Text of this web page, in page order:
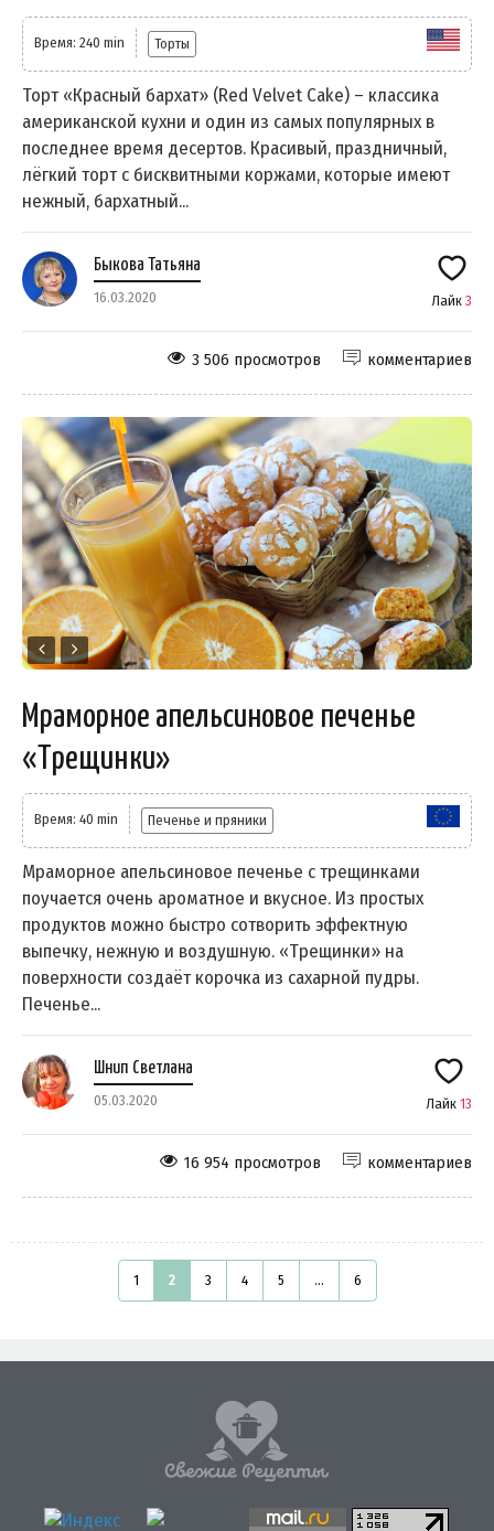
Время: 240 min Торты
Торт «Красный бархат» (Red Velvet Cake) – классика
американской кухни и один из самых популярных в
последнее время десертов. Красивый, праздничный,
лёгкий торт с бисквитными коржами, которые имеют
нежный, бархатный...
Быкова Татьяна
16.03.2020 Лайк 3
комментариев
3 506 просмотров
Мраморное апельсиновое печенье
«Трещинки»
Время: 40 min Печенье и пряники
Мраморное апельсиновое печенье с трещинками
поучается очень ароматное и вкусное. Из простых
продуктов можно быстро сотворить эффектную
выпечку, нежную и воздушную. «Трещинки» на
поверхности создаёт корочка из сахарной пудры.
Печенье...
Шнип Светлана
05.03.2020 Лайк 13
комментариев
16 954 просмотров
1 2 3 4 5 ... 6